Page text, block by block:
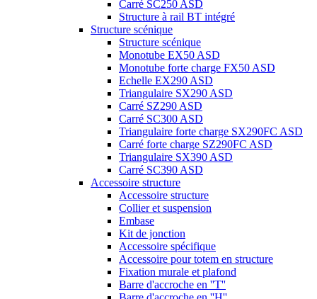
Carré SC250 ASD
Structure à rail BT intégré
Structure scénique
Structure scénique
Monotube EX50 ASD
Monotube forte charge FX50 ASD
Echelle EX290 ASD
Triangulaire SX290 ASD
Carré SZ290 ASD
Carré SC300 ASD
Triangulaire forte charge SX290FC ASD
Carré forte charge SZ290FC ASD
Triangulaire SX390 ASD
Carré SC390 ASD
Accessoire structure
Accessoire structure
Collier et suspension
Embase
Kit de jonction
Accessoire spécifique
Accessoire pour totem en structure
Fixation murale et plafond
Barre d'accroche en ''T''